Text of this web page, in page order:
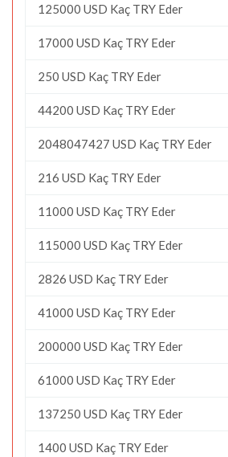
125000 USD Kaç TRY Eder
17000 USD Kaç TRY Eder
250 USD Kaç TRY Eder
44200 USD Kaç TRY Eder
2048047427 USD Kaç TRY Eder
216 USD Kaç TRY Eder
11000 USD Kaç TRY Eder
115000 USD Kaç TRY Eder
2826 USD Kaç TRY Eder
41000 USD Kaç TRY Eder
200000 USD Kaç TRY Eder
61000 USD Kaç TRY Eder
137250 USD Kaç TRY Eder
1400 USD Kaç TRY Eder